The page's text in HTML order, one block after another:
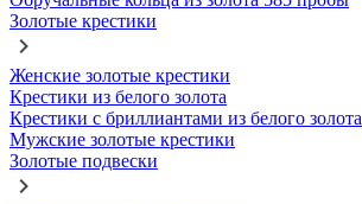
Золотые крестики
Женские золотые крестики
Крестики из белого золота
Крестики с бриллиантами из белого золота
Мужские золотые крестики
Золотые подвески